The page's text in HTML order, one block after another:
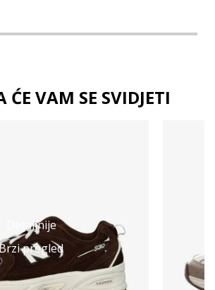
ĆE VAM SE SVIDJETI
Detaljnije
pregled